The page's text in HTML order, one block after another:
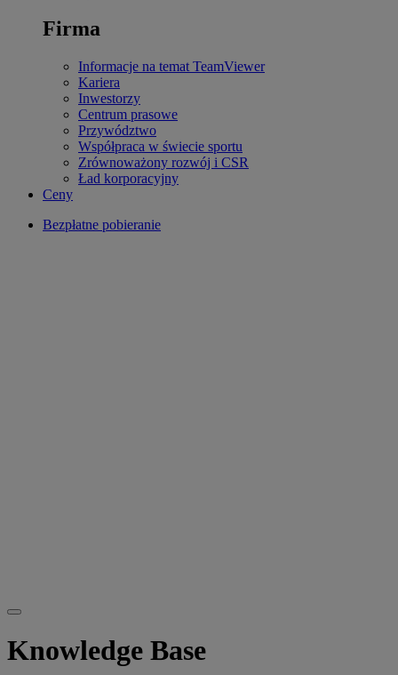
Firma
Informacje na temat TeamViewer
Kariera
Inwestorzy
Centrum prasowe
Przywództwo
Współpraca w świecie sportu
Zrównoważony rozwój i CSR
Ład korporacyjny
Ceny
Bezpłatne pobieranie
Knowledge Base